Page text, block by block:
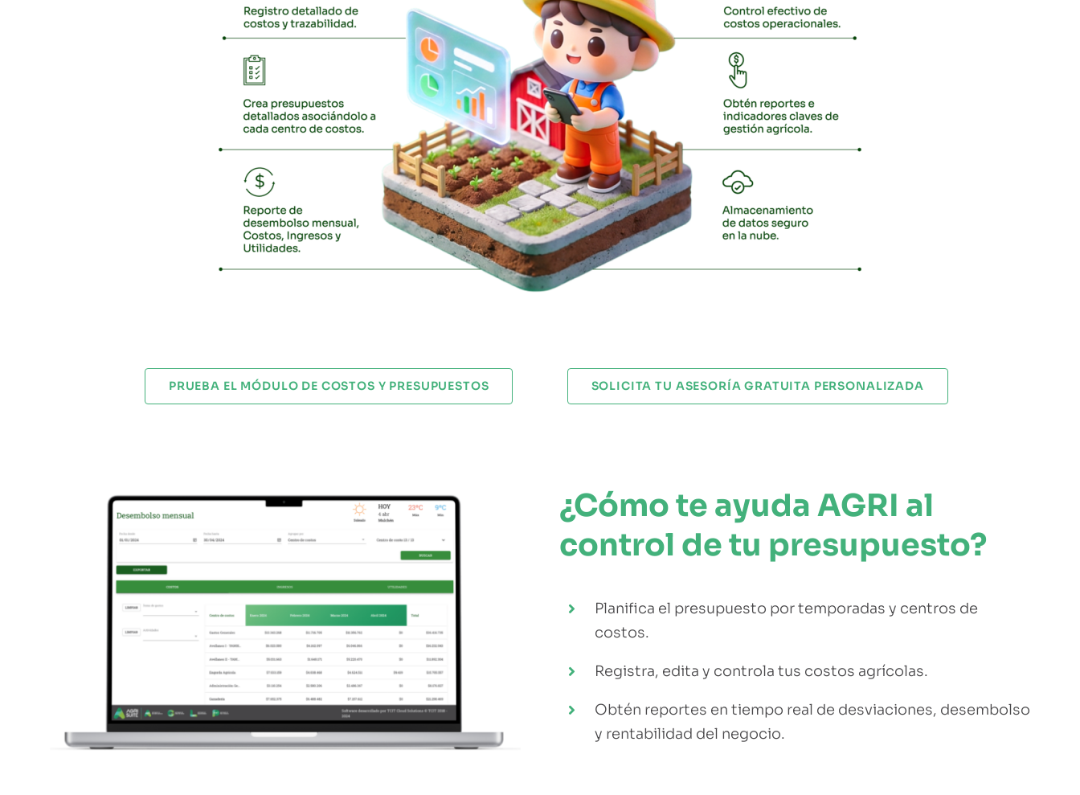
PRUEBA EL MÓDULO DE COSTOS Y PRESUPUESTOS SOLICITA TU ASESORÍA GRATUITA PERSONALIZADA
¿Cómo te ayuda AGRI al
control de tu presupuesto?
Planifica el presupuesto por temporadas y centros de
costos.
Registra, edita y controla tus costos agrícolas.
Obtén reportes en tiempo real de desviaciones, desembolso
y rentabilidad del negocio.